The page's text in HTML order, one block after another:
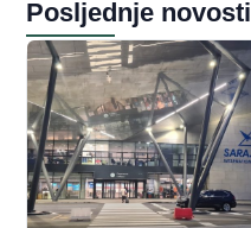
Posljednje novosti